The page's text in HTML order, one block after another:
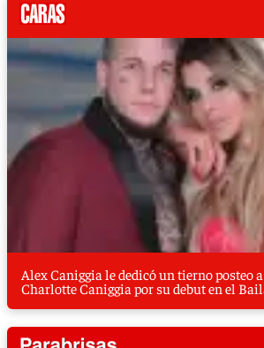
Alex Caniggia le dedicó un tierno posteo
Charlotte Caniggia por su debut en el